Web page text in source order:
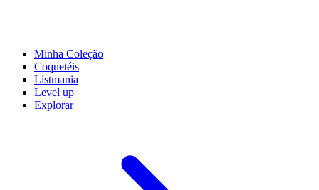
Minha Coleção
Coquetéis
Listmania
Level up
Explorar